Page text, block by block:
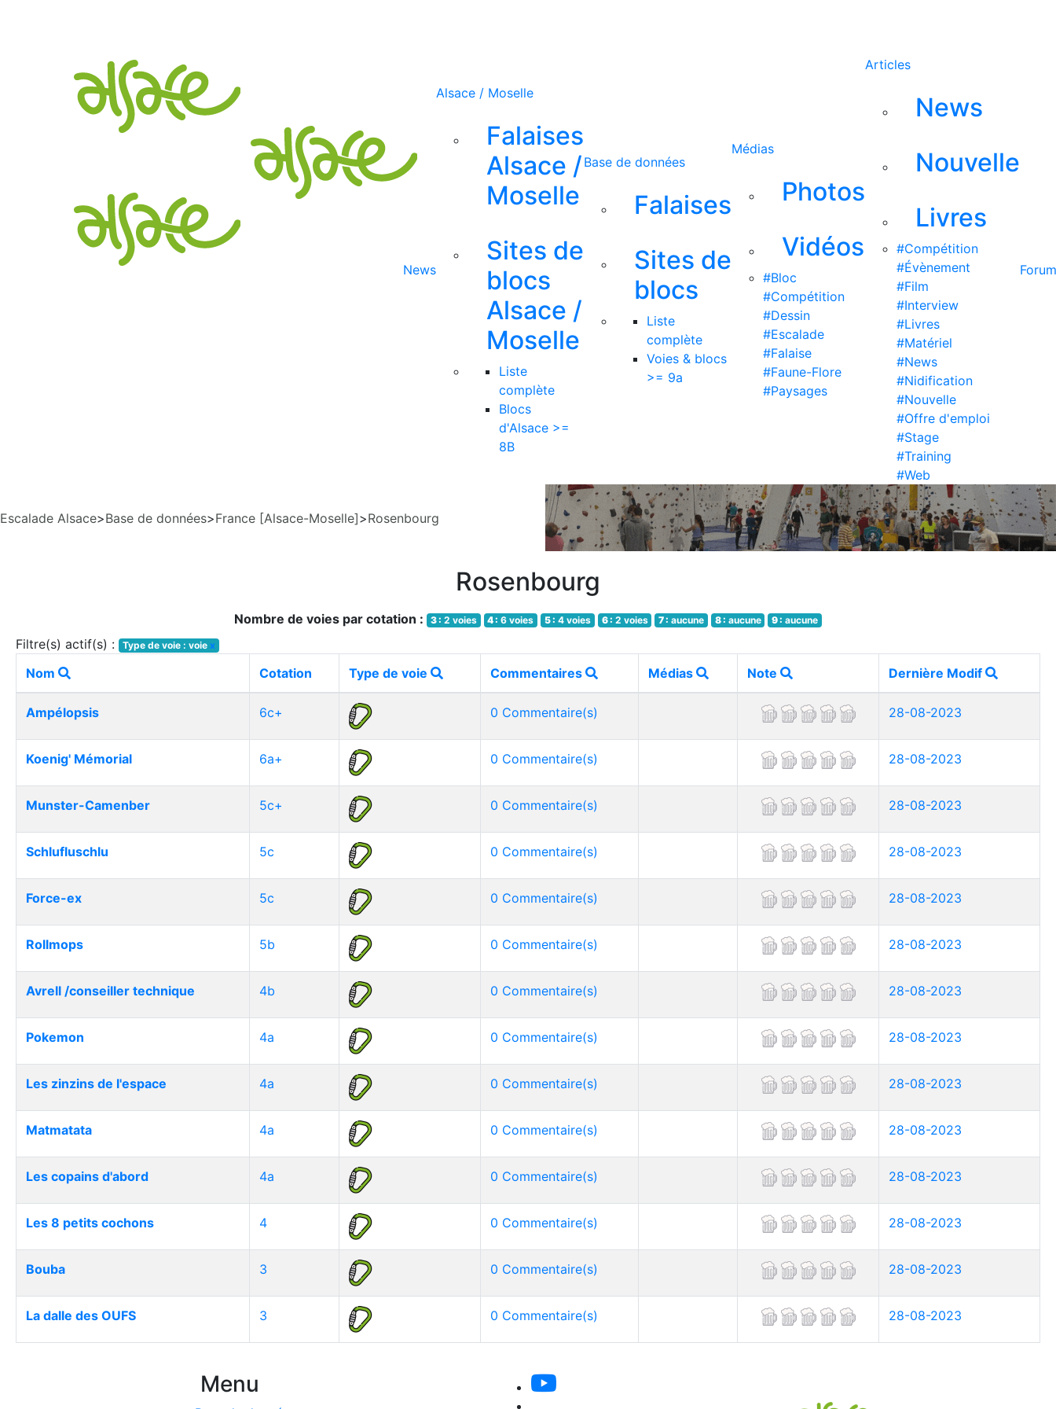
News
Alsace / Moselle
Falaises
Alsace /
Moselle
Sites de
blocs
Alsace /
Moselle
Liste
complète
Blocs
d'Alsace >=
8B
Base de données
Falaises
Sites de
blocs
Liste
complète
Voies & blocs
>= 9a
Médias
Photos
Vidéos
#Bloc
#Compétition
#Dessin
#Escalade
#Falaise
#Faune-Flore
#Paysages
Articles
News
Nouvelle
Livres
#Compétition
#Évènement
#Film
#Interview
#Livres
#Matériel
#News
#Nidification
#Nouvelle
#Offre d'emploi
#Stage
#Training
#Web
Forum
Escalade Alsace>Base de données>France [Alsace-Moselle]>Rosenbourg
Rosenbourg
Nombre de voies par cotation : 3 : 2 voies 4 : 6 voies 5 : 4 voies 6 : 2 voies 7 : aucune 8 : aucune 9 : aucune
Filtre(s) actif(s) : Type de voie : voie x
Nom Cotation Type de voie Commentaires Médias Note Dernière Modif
Ampélopsis 6c+ 0 Commentaire(s) 28-08-2023
Koenig' Mémorial 6a+ 0 Commentaire(s) 28-08-2023
Munster-Camenber 5c+ 0 Commentaire(s) 28-08-2023
Schlufluschlu 5c 0 Commentaire(s) 28-08-2023
Force-ex 5c 0 Commentaire(s) 28-08-2023
Rollmops 5b 0 Commentaire(s) 28-08-2023
Avrell /conseiller technique 4b 0 Commentaire(s) 28-08-2023
Pokemon 4a 0 Commentaire(s) 28-08-2023
Les zinzins de l'espace 4a 0 Commentaire(s) 28-08-2023
Matmatata 4a 0 Commentaire(s) 28-08-2023
Les copains d'abord 4a 0 Commentaire(s) 28-08-2023
Les 8 petits cochons 4 0 Commentaire(s) 28-08-2023
Bouba 3 0 Commentaire(s) 28-08-2023
La dalle des OUFS 3 0 Commentaire(s) 28-08-2023
Menu